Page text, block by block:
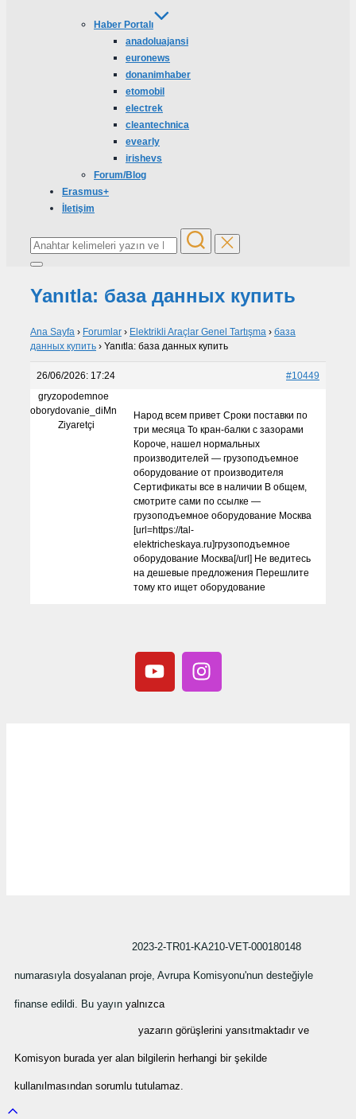
Haber Portalı
anadoluajansi
euronews
donanimhaber
etomobil
electrek
cleantechnica
evearly
irishevs
Forum/Blog
Erasmus+
İletişim
Yanıtla: база данных купить
Ana Sayfa › Forumlar › Elektrikli Araçlar Genel Tartışma › база
данных купить › Yanıtla: база данных купить
26/06/2026: 17:24
#10449
gryzopodemnoe
oborydovanie_diMn
Ziyaretçi
Народ всем привет Сроки поставки по
три месяца То кран-балки с зазорами
Короче, нашел нормальных
производителей — грузоподъемное
оборудование от производителя
Сертификаты все в наличии В общем,
смотрите сами по ссылке —
грузоподъемное оборудование Москва
[url=https://tal-
elektricheskaya.ru]грузоподъемное
оборудование Москва[/url] Не ведитесь
на дешевые предложения Перешлите
тому кто ищет оборудование
2023-2-TR01-KA210-VET-000180148
numarasıyla dosyalanan proje, Avrupa Komisyonu'nun desteğiyle
finanse edildi. Bu yayın yalnızca
yazarın görüşlerini yansıtmaktadır ve
Komisyon burada yer alan bilgilerin herhangi bir şekilde
kullanılmasından sorumlu tutulamaz.